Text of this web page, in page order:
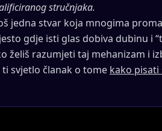
stručnjaka.
jedna stvar koja mnogima
gdje isti glas dobiva dubinu i
želiš razumjeti taj mehanizam i
ti svjetlo članak o tome kako